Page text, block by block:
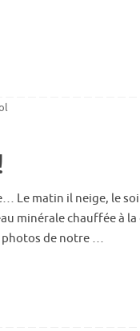
Le matin il neige, le
minérale chauffée à
photos de notre …